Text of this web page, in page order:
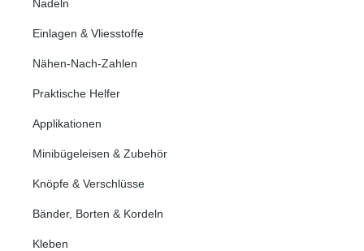
Nadeln
Einlagen & Vliesstoffe
Nähen-Nach-Zahlen
Praktische Helfer
Applikationen
Minibügeleisen & Zubehör
Knöpfe & Verschlüsse
Bänder, Borten & Kordeln
Kleben